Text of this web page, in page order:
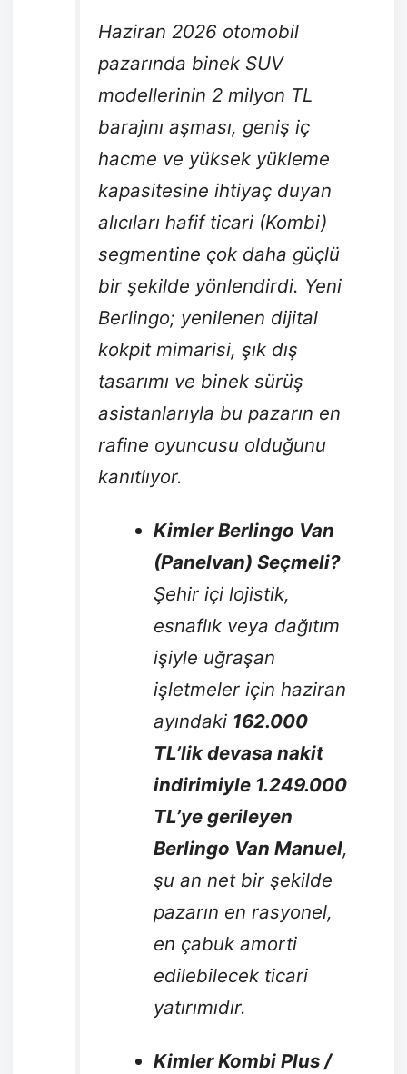
Haziran 2026 otomobil
pazarında binek SUV
modellerinin 2 milyon TL
barajını aşması, geniş iç
hacme ve yüksek yükleme
kapasitesine ihtiyaç duyan
alıcıları hafif ticari (Kombi)
segmentine çok daha güçlü
bir şekilde yönlendirdi. Yeni
Berlingo; yenilenen dijital
kokpit mimarisi, şık dış
tasarımı ve binek sürüş
asistanlarıyla bu pazarın en
rafine oyuncusu olduğunu
kanıtlıyor.
Kimler Berlingo Van
(Panelvan) Seçmeli?
Şehir içi lojistik,
esnaflık veya dağıtım
işiyle uğraşan
işletmeler için haziran
ayındaki 162.000
TL’lik devasa nakit
indirimiyle 1.249.000
TL’ye gerileyen
Berlingo Van Manuel,
şu an net bir şekilde
pazarın en rasyonel,
en çabuk amorti
edilebilecek ticari
yatırımıdır.
Kimler Kombi Plus /